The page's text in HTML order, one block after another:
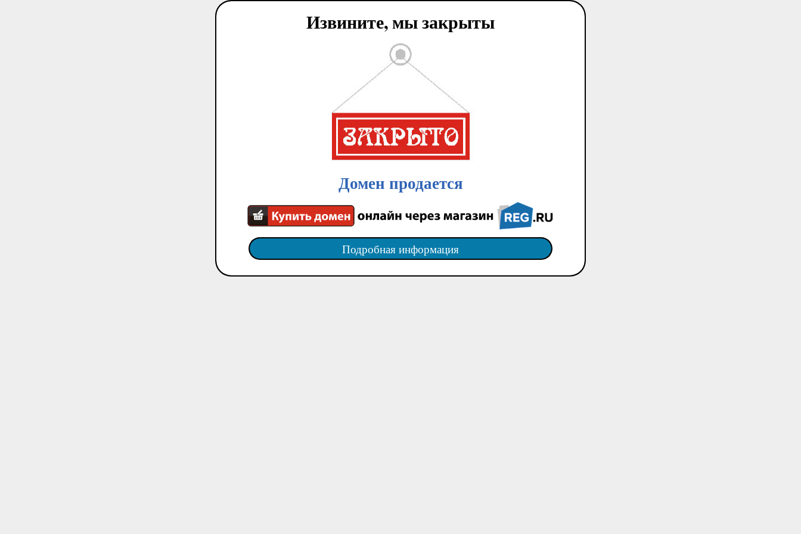
Извините, мы закрыты
Домен продается
Подробная информация